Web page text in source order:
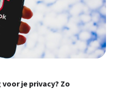
je privacy? Zo